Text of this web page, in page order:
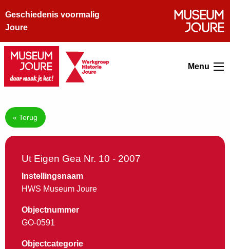
Geschiedenis voormalig
Joure
Menu
« Terug
Ut Eigen Gea Nr. 10 - 2007
Instellingsnaam
HWS Museum Joure
Objectnummer
GO-0591
Objectcategorie